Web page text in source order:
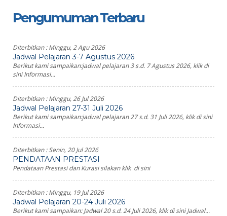
Pengumuman Terbaru
Diterbitkan :Minggu, 2 Agu 2026
Jadwal Pelajaran 3-7 Agustus 2026
Berikut kami sampaikan:jadwal pelajaran 3 s.d. 7 Agustus 2026, klik di
sini Informasi...
Diterbitkan :Minggu, 26 Jul 2026
Jadwal Pelajaran 27-31 Juli 2026
Berikut kami sampaikan:jadwal pelajaran 27 s.d. 31 Juli 2026, klik di sini
Informasi...
Diterbitkan :Senin, 20 Jul 2026
PENDATAAN PRESTASI
Pendataan Prestasi dan Kurasi silakan klik di sini
Diterbitkan :Minggu, 19 Jul 2026
Jadwal Pelajaran 20-24 Juli 2026
Berikut kami sampaikan: Jadwal 20 s.d. 24 Juli 2026, klik di sini Jadwal...